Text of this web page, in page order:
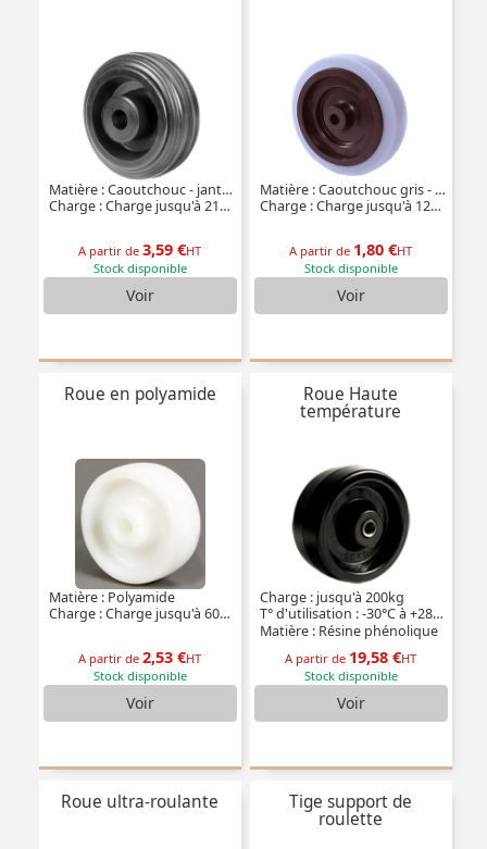
Matière : Caoutchouc - jante polypropylène
Charge : Charge jusqu'à 215kg
A partir de3,59 €HT
Stock disponible
Voir
Matière : Caoutchouc gris - jante polypropylène
Charge : Charge jusqu'à 120kg
A partir de 1,80 €HT
Stock disponible
Voir
Roue en polyamide
Matière : Polyamide
Charge : Charge jusqu'à 600kg
A partir de2,53 €HT
Stock disponible
Voir
Roue Haute
température
Charge : jusqu'à 200kg
T° d'utilisation : -30°C à +280°C
Matière : Résine phénolique
A partir de 19,58 €HT
Stock disponible
Voir
Roue ultra-roulante Tige support de
roulette